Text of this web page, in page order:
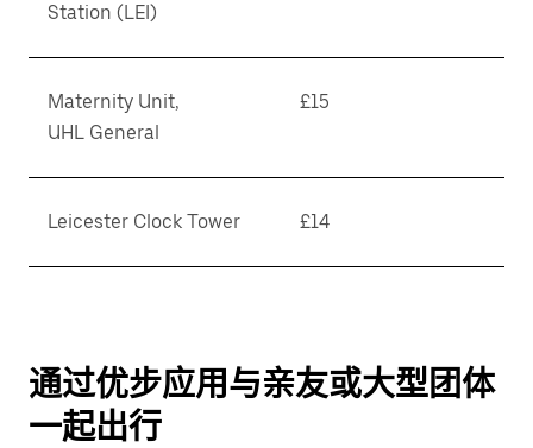
Station (LEI)
Maternity Unit,
UHL General
£15
Leicester Clock Tower £14
通过优步应用与亲友或大型团体
一起出行